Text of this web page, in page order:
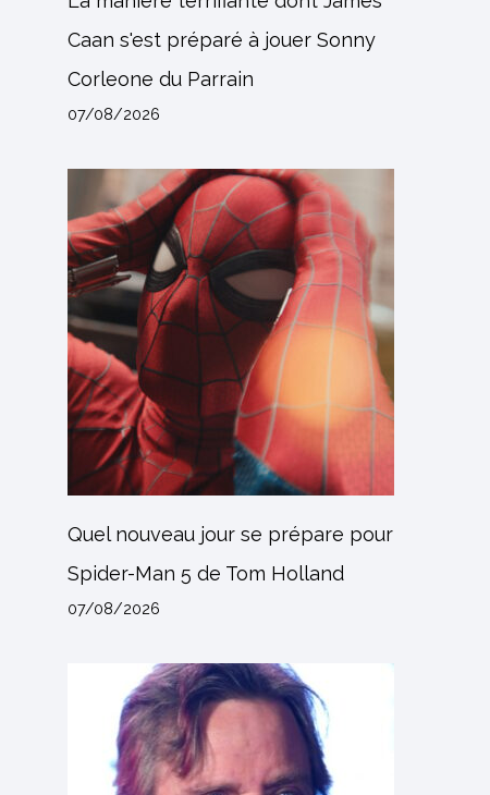
Caan s'est préparé à jouer Sonny
Corleone du Parrain
07/08/2026
Quel nouveau jour se prépare pour
Spider-Man 5 de Tom Holland
07/08/2026